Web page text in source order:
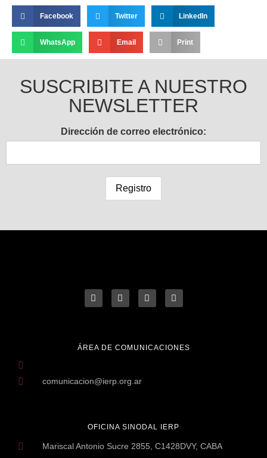
Facebook Twitter LinkedIn
WhatsApp Email Print
SUSCRIBITE A NUESTRO
NEWSLETTER
Dirección de correo electrónico:
OFICINA SINODAL IERP
Mariscal Antonio Sucre 2855, C1428DVY, CABA
ÁREA DE COMUNICACIONES
comunicacion@ierp.org.ar